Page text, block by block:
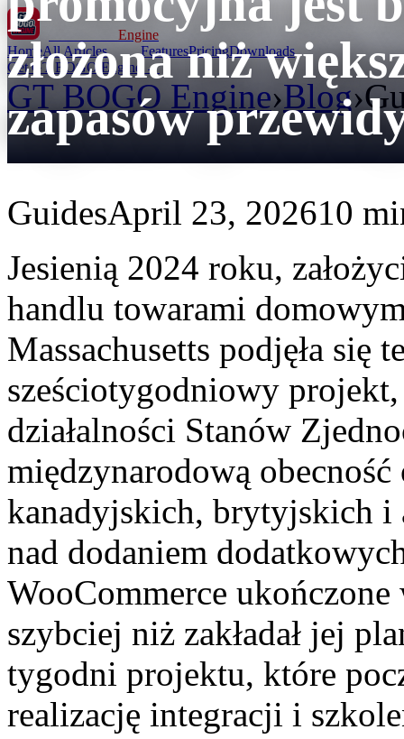
Engine
HomeAll Articles FeaturesPricingDownloads
Get GT BOGO Engine →
GT BOGO Engine›Blog›
złożona niż
zapasów
GuidesApril 23, 202610
Jesienią 2024 roku,
handlu towarami
Massachusetts podjęła się
sześciotygodniowy
działalności Stanów
międzynarodową
kanadyjskich, brytyjskich i
nad dodaniem
WooCommerce
szybciej niż zakładał jej
tygodni projektu, które
realizację integracji i